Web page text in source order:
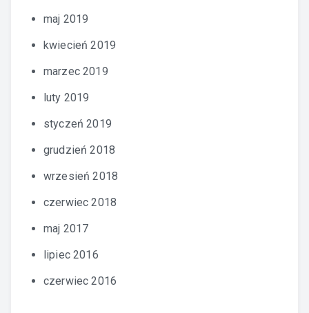
maj 2019
kwiecień 2019
marzec 2019
luty 2019
styczeń 2019
grudzień 2018
wrzesień 2018
czerwiec 2018
maj 2017
lipiec 2016
czerwiec 2016